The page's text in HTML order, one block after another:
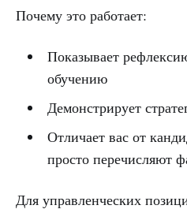
Почему это работает:
Показывает
обучению
Демонстрирует
Отличает вас от
просто перечисляют
Для управленческих